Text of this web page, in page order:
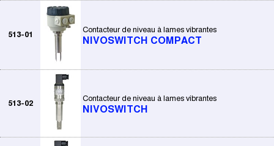
513-01
Contacteur de niveau à lames vibrantes
NIVOSWITCH COMPACT
513-02
Contacteur de niveau à lames vibrantes
NIVOSWITCH